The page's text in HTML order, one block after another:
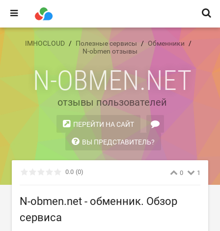
IMHOCLOUD Полезные сервисы
Обменники
N-obmen отзывы
N-OBMEN.NET
отзывы пользователей
ПЕРЕЙТИ НА САЙТ
ВЫ ПРЕДСТАВИТЕЛЬ?
0.0 (0) 0 1
N-obmen.net - обменник. Обзор
сервиса